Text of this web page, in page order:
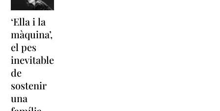
‘Ella i la
màquina’,
el pes
inevitable
de
sostenir
una